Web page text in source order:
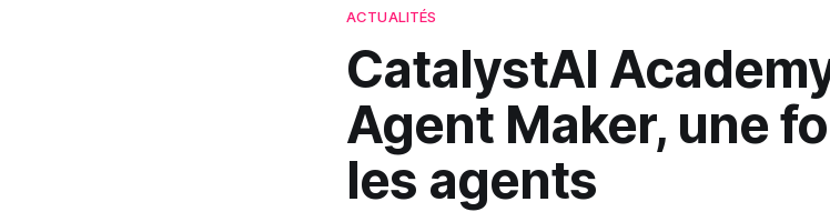
ACTUALITÉS
CatalystAI
Agent Maker, une
les agents